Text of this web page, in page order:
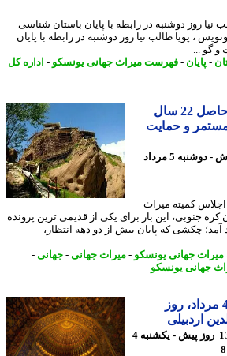
دوشنبه در رابطه با پایان باستان شناسی
طالب نیا روز دوشنبه در رابطه با پایان
...
پایان-فهرست میراث جهانی یونسکو-اداره کل
ثبت جهانی الموت حاصل 22 سال
و حمایت
13 روز پیش - دوشنبه 5 مرداد
کمیته میراث
این بار برای یکی از قدیمی ترین پرونده
چکشی که پایان بیش از دو دهه انتظار،
جهانی یونسکو-میراث جهانی-جهانی-
یونسکو
| 4 مرداد، روز
13 روز پیش - یکشنبه 4